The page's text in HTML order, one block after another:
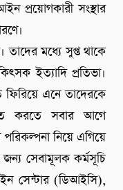
প্রয়োগকারী সংস্থার
মধ্যে সুপ্ত থাকে
ইত্যাদি প্রতিভা।
এনে তাদেরকে
করতে সবার আগে
পরিকল্পনা নিয়ে এগিয়ে
সেবামূলক কর্মসূচি
সেন্টার (ডিআইসি),